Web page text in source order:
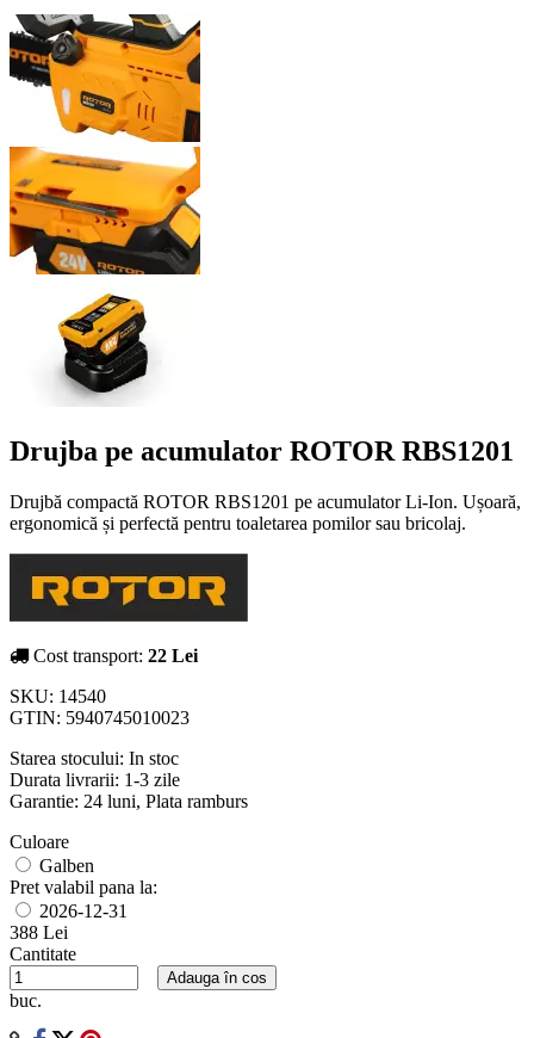
Drujba pe acumulator ROTOR RBS1201
Drujbă compactă ROTOR RBS1201 pe acumulator Li-Ion. Ușoară,
ergonomică și perfectă pentru toaletarea pomilor sau bricolaj.
Cost transport: 22 Lei
SKU: 14540
GTIN: 5940745010023
Starea stocului: In stoc
Durata livrarii: 1-3 zile
Garantie: 24 luni, Plata ramburs
Culoare
Galben
Pret valabil pana la:
2026-12-31
388 Lei
Cantitate
buc.
Adauga în cos